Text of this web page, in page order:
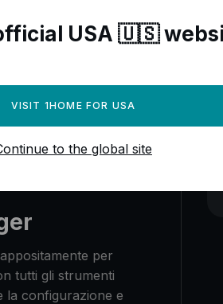
per
tutti gli strumenti
la configurazione e
USA 🇺🇸
VISIT 1HOME FOR USA
to the global site